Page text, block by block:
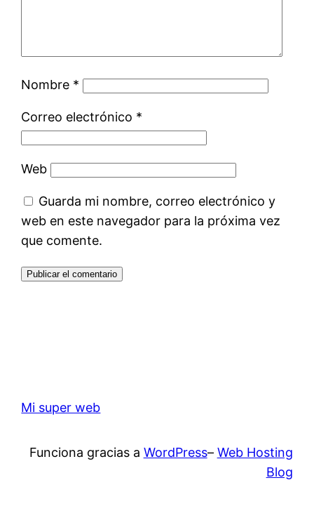
Nombre *
Correo electrónico *
Web
Guarda mi nombre, correo electrónico y
web en este navegador para la próxima vez
que comente.
Mi super web
Funciona gracias a WordPress– Web Hosting
Blog